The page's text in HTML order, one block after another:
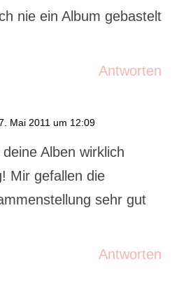
nie ein Album gebastelt
Antworten
Mai 2011 um 12:09
Alben wirklich
Mir gefallen die
sehr gut
Antworten